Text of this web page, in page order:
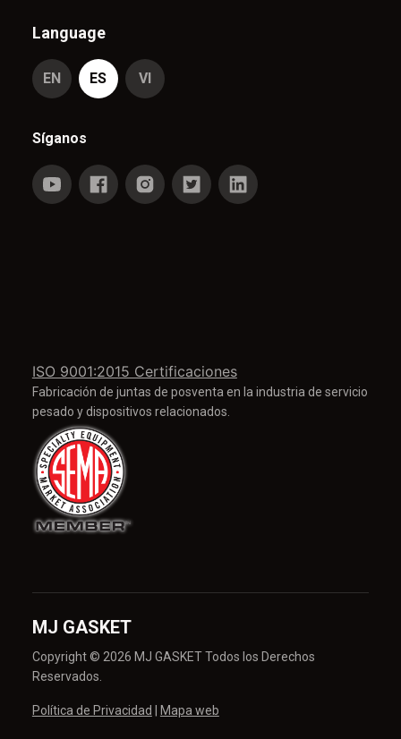
ISO 9001:2015 Certificaciones
Fabricación de juntas de posventa en la industria de servicio
pesado y dispositivos relacionados.
Language
EN ES VI
Síganos
MJ GASKET
Copyright © 2026 MJ GASKET Todos los Derechos
Reservados.
Política de Privacidad Mapa web